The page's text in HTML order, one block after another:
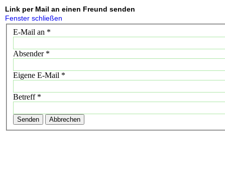
Link per Mail an einen Freund senden
Fenster schließen
E-Mail an *
Absender*
Eigene E-Mail *
Betreff*
Senden Abbrechen